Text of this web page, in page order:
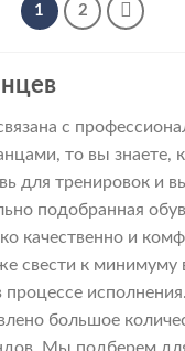
1 2
с
то вы знаете,
для тренировок и
подобранная
качественно и
свести к минимуму
процессе
большое
Мы подберем